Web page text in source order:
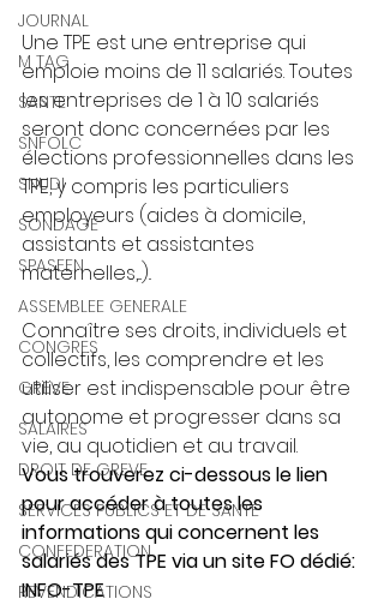
JOURNAL
M TAG
SANTE
SNFOLC
SNUDI
SONDAGE
SPASEEN
ASSEMBLEE GENERALE
CONGRES
GREVE
SALAIRES
DROIT DE GREVE
SERVICES PUBLICS ET DE SANTE
CONFEDERATION
REVENDICATIONS
Une TPE est une entreprise qui
emploie moins de 11 salariés. Toutes
les entreprises de 1 à 10 salariés
seront donc concernées par les
élections professionnelles dans les
TPE, y compris les particuliers
employeurs (aides à domicile,
assistants et assistantes
maternelles,...)..
Connaître ses droits, individuels et
collectifs, les comprendre et les
utiliser est indispensable pour être
autonome et progresser dans sa
vie, au quotidien et au travail.
Vous trouverez ci-dessous le lien
pour accéder à toutes les
informations qui concernent les
salariés des TPE via un site FO dédié:
INFO-TPE